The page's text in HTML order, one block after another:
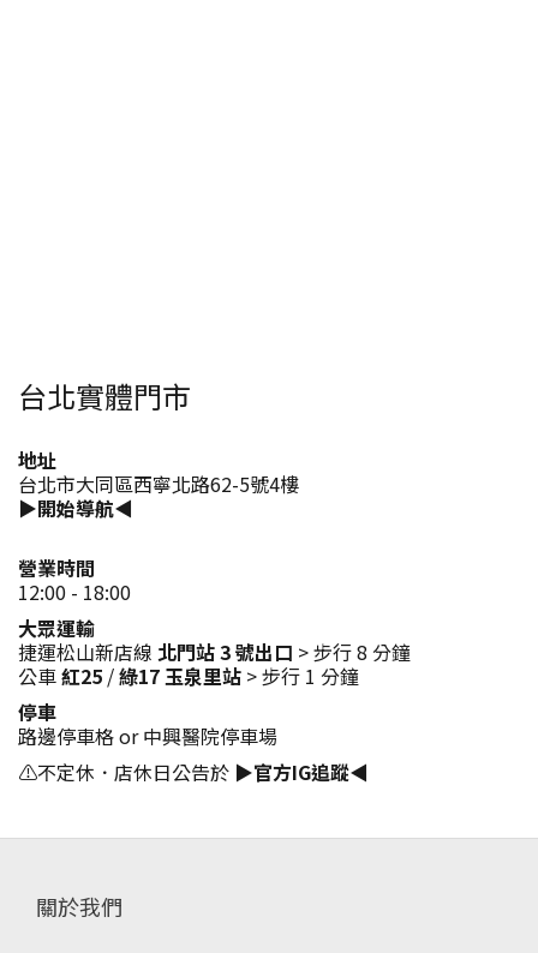
台北實體門市
地址
台北市大同區西寧北路62-5號4樓
▶開始導航◀
營業時間
12:00 - 18:00
大眾運輸
捷運松山新店線 北門站 3 號出口 > 步行 8 分鐘
公車紅25 /綠17 玉泉里站 > 步行 1 分鐘
停車
路邊停車格 or 中興醫院停車場
⚠️不定休．店休日公告於 ▶官方IG追蹤◀
關於我們